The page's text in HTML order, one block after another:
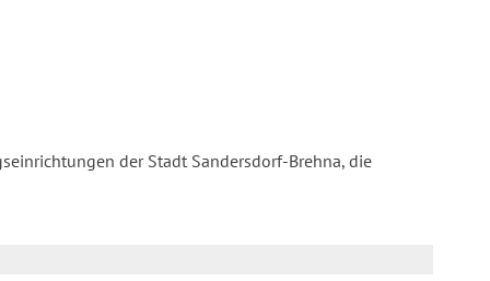
der Stadt Sandersdorf-Brehna, die